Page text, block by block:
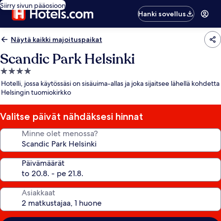
Siirry sivun pääosioon
Hanki sovellus
Näytä kaikki majoituspaikat
Scandic Park Helsinki
4.0
tähden
majoituspaikka
Hotelli, jossa käytössäsi on sisäuima-allas ja joka sijaitsee lähellä kohdetta
Helsingin tuomiokirkko
Valitse päivät nähdäksesi hinnat
Minne olet menossa?
Päivämäärät
Asiakkaat